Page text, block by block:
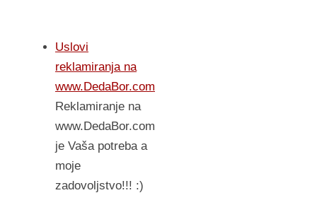
Uslovi
reklamiranja na
www.DedaBor.com
Reklamiranje na
www.DedaBor.com
je Vaša potreba a
moje
zadovoljstvo!!! :)